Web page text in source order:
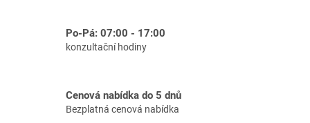
Po-Pá: 07:00 - 17:00
konzultační hodiny
Cenová nabídka do 5 dnů
Bezplatná cenová nabídka